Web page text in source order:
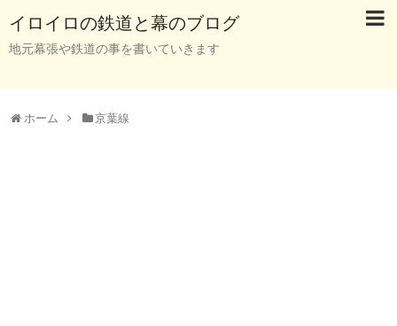
イロイロの鉄道と幕のブログ
地元幕張や鉄道の事を書いていきます
ホーム 京葉線